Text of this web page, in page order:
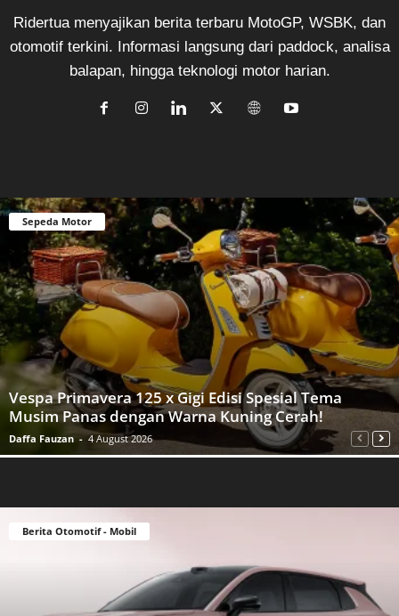
Ridertua menyajikan berita terbaru MotoGP, WSBK, dan
otomotif terkini. Informasi langsung dari paddock, analisa
balapan, hingga teknologi motor harian.
Sepeda Motor
Vespa Primavera 125 x Gigi Edisi Spesial Tema
Musim Panas dengan Warna Kuning Cerah!
Daffa Fauzan - 4 August 2026
Berita Otomotif - Mobil